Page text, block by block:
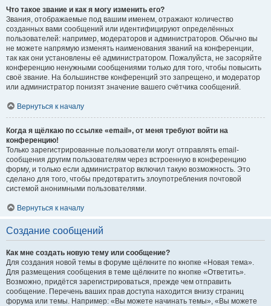
Что такое звание и как я могу изменить его?
Звания, отображаемые под вашим именем, отражают количество
созданных вами сообщений или идентифицируют определённых
пользователей: например, модераторов и администраторов. Обычно вы
не можете напрямую изменять наименования званий на конференции,
так как они установлены её администратором. Пожалуйста, не засоряйте
конференцию ненужными сообщениями только для того, чтобы повысить
своё звание. На большинстве конференций это запрещено, и модератор
или администратор понизят значение вашего счётчика сообщений.
Вернуться к началу
Когда я щёлкаю по ссылке «email», от меня требуют войти на
конференцию!
Только зарегистрированные пользователи могут отправлять email-
сообщения другим пользователям через встроенную в конференцию
форму, и только если администратор включил такую возможность. Это
сделано для того, чтобы предотвратить злоупотребления почтовой
системой анонимными пользователями.
Вернуться к началу
Создание сообщений
Как мне создать новую тему или сообщение?
Для создания новой темы в форуме щёлкните по кнопке «Новая тема».
Для размещения сообщения в теме щёлкните по кнопке «Ответить».
Возможно, придётся зарегистрироваться, прежде чем отправить
сообщение. Перечень ваших прав доступа находится внизу страниц
форума или темы. Например: «Вы можете начинать темы», «Вы можете